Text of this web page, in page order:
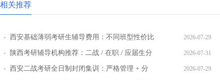
相关推荐
西安基础薄弱考研生辅导费用：不同班型性价比
对比
2026-07-29
陕西考研辅导机构推荐：二战 / 在职 / 应届生分
层教学方案
2026-07-31
西安二战考研全日制封闭集训：严格管理 + 分 2026-07-29